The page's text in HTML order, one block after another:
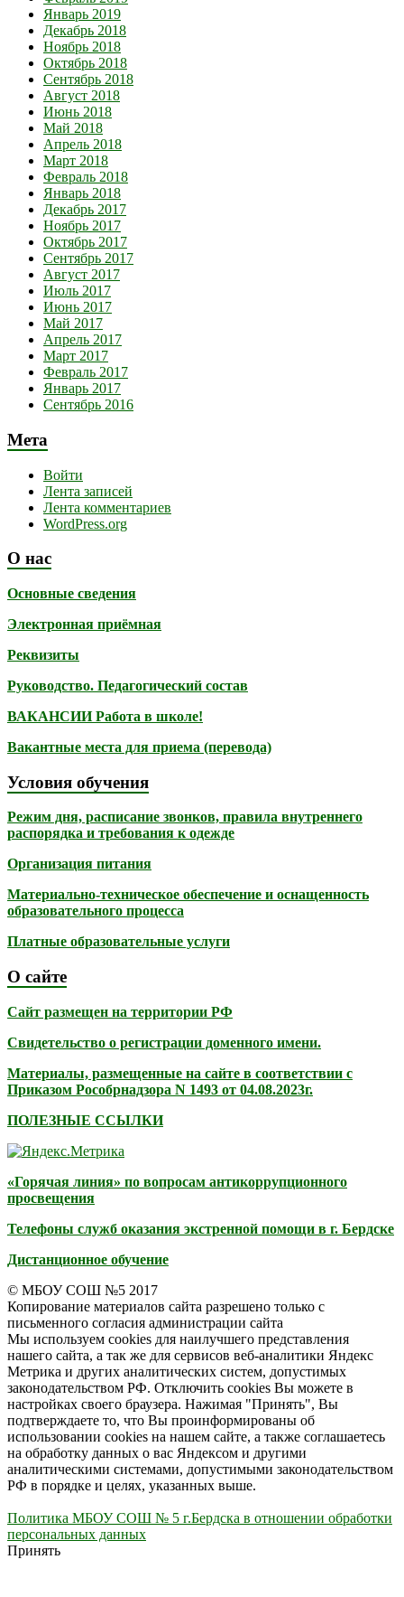
Январь 2019
Декабрь 2018
Ноябрь 2018
Октябрь 2018
Сентябрь 2018
Август 2018
Июнь 2018
Май 2018
Апрель 2018
Март 2018
Февраль 2018
Январь 2018
Декабрь 2017
Ноябрь 2017
Октябрь 2017
Сентябрь 2017
Август 2017
Июль 2017
Июнь 2017
Май 2017
Апрель 2017
Март 2017
Февраль 2017
Январь 2017
Сентябрь 2016
Мета
Войти
Лента записей
Лента комментариев
WordPress.org
О нас
Основные сведения
Электронная приёмная
Реквизиты
Руководство. Педагогический состав
ВАКАНСИИ Работа в школе!
Вакантные места для приема (перевода)
Условия обучения
Режим дня, расписание звонков, правила внутреннего
распорядка и требования к одежде
Организация питания
Материально-техническое обеспечение и оснащенность
образовательного процесса
Платные образовательные услуги
О сайте
Сайт размещен на территории РФ
Свидетельство о регистрации доменного имени.
Материалы, размещенные на сайте в соответствии с
Приказом Рособрнадзора N 1493 от 04.08.2023г.
ПОЛЕЗНЫЕ ССЫЛКИ
«Горячая линия» по вопросам антикоррупционного
просвещения
Телефоны служб оказания экстренной помощи в г. Бердске
Дистанционное обучение
© МБОУ СОШ №5 2017
Копирование материалов сайта разрешено только с
письменного согласия администрации сайта
Мы используем cookies для наилучшего представления
нашего сайта, а так же для сервисов веб-аналитики Яндекс
Метрика и других аналитических систем, допустимых
законодательством РФ. Отключить cookies Вы можете в
настройках своего браузера. Нажимая "Принять", Вы
подтверждаете то, что Вы проинформированы об
использовании cookies на нашем сайте, а также соглашаетесь
на обработку данных о вас Яндексом и другими
аналитическими системами, допустимыми законодательством
РФ в порядке и целях, указанных выше.
Политика МБОУ СОШ № 5 г.Бердска в отношении обработки
персональных данных
Принять